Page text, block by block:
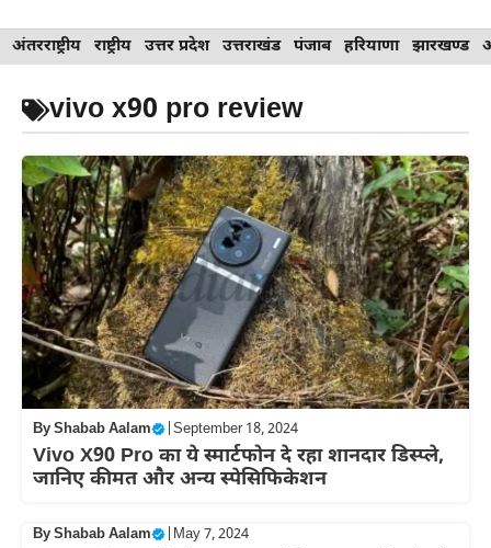
Skip
to
content
अंतरराष्ट्रीय राष्ट्रीय उत्तर प्रदेश उत्तराखंड पंजाब हरियाणा झारखण्ड
vivo x90 pro review
ByShabab Aalam September 18, 2024
Vivo X90 Pro का ये स्मार्टफोन दे रहा शानदार डिस्प्ले,
जानिए कीमत और अन्य स्पेसिफिकेशन
ByShabab Aalam May 7, 2024